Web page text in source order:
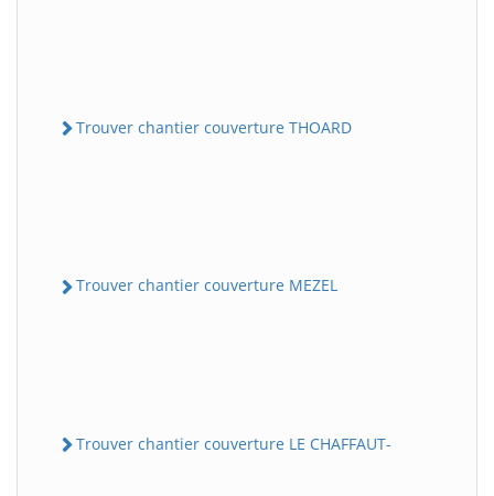
Trouver chantier couverture THOARD
Trouver chantier couverture MEZEL
Trouver chantier couverture LE CHAFFAUT-